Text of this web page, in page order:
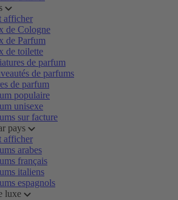
afficher
de Cologne
de Parfum
de toilette
de parfum
de parfums
de parfum
populaire
unisexe
sur facture
pays
afficher
arabes
français
italiens
espagnols
luxe